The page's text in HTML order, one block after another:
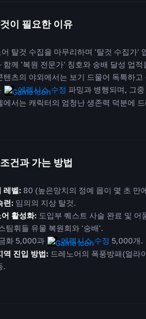
이 필요한 이유
탈것 수집을 마무리하며 '탈것 수집가'
함께 '복원 전문가' 칭호와 숭배 달성 업적
텐츠의 야외에서는 보기 드물어 독특하고
에펙시스 수정 파밍과 병행되며, 그
에서는 캐릭터의 엄청난 생존력 덕분에
건과 가는 방법
레벨: 80 (높은망치의 정예 몹이 몇 초 만
련: 임의의 지상 탈것.
활성화: 도입부 퀘스트 사슬 완료 및 어
팀휘들 유물 복원회와 '숭배'.
화 5,000과 에펙시스 수정 5,000개.
역 진입 방법: 드레노어의 폭풍방패(얼라
.